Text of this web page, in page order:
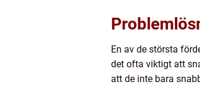
En av de största
det ofta viktigt att
att de inte bara